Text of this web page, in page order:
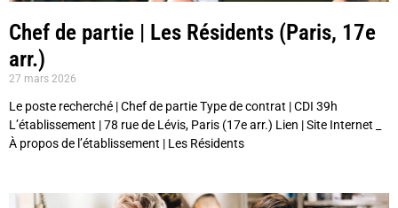
Chef de partie | Les Résidents (Paris, 17e
arr.)
27 mars 2026
Le poste recherché | Chef de partie Type de contrat | CDI 39h
L’établissement | 78 rue de Lévis, Paris (17e arr.) Lien | Site Internet _
À propos de l’établissement | Les Résidents